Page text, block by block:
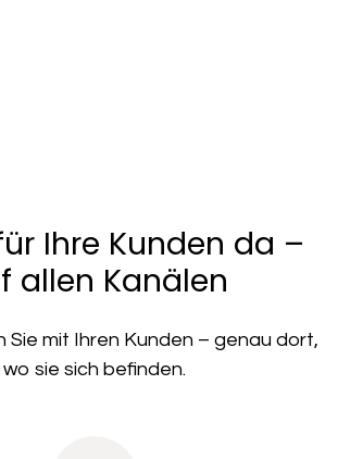
Ihre Kunden da –
allen Kanälen
Sie mit Ihren Kunden – genau dort,
wo sie sich befinden.